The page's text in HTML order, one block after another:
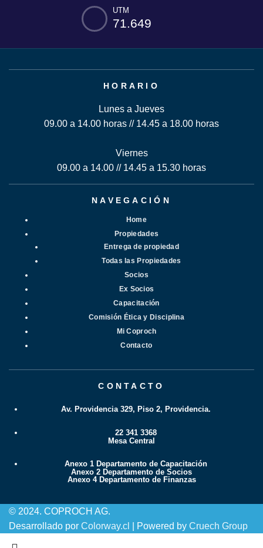
UTM
71.649
HORARIO
Lunes a Jueves
09.00 a 14.00 horas // 14.45 a 18.00 horas
Viernes
09.00 a 14.00 // 14.45 a 15.30 horas
NAVEGACIÓN
Home
Propiedades
Entrega de propiedad
Todas las Propiedades
Socios
Ex Socios
Capacitación
Comisión Ética y Disciplina
Mi Coproch
Contacto
CONTACTO
Av. Providencia 329, Piso 2, Providencia.
22 341 3368
Mesa Central
Anexo 1 Departamento de Capacitación
Anexo 2 Departamento de Socios
Anexo 4 Departamento de Finanzas
© 2024. COPROCH AG.
Desarrollado por Colorway.cl | Powered by Cruech Group